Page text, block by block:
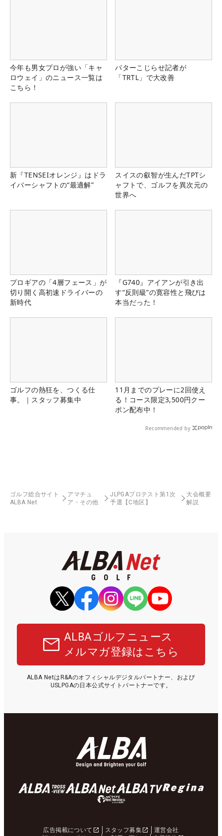
今年も男女プロが強い「キャ
ロウェイ」のニュース一覧は
こちら！
パターこじらせ記者が
「TRTL」で大改善
新『TENSEIオレンジ』はドラ
イバーシャフトの“最適解”
スイスの叡智が生んだTPTシ
ャフトで、ゴルフを異次元の
世界へ
プロギアの「4層フェース」が
切り開く高初速ドライバーの
新時代
『G740』アイアンが引き出
す“反則級”の寛容性と飛びは
本当だった！
ゴルフの熱狂を、つくる仕
事。｜スタッフ募集中
11月までのプレーに2回使え
る！コース限定3,500円クー
ポン配布中！
Recommended by
ゴルフ総合サイト
ALBA Net
アマチュ
ア・その他
JLPGAプロテスト第1次
予選【C地区】
大会概要
解説
ALBAゴルフニュース
メルマガ登録はこちら
ALBA NetはR&Aのオフィシャルデジタルパートナー、および
USLPGAの日本公式サイトパートナーです。
広告掲載について スタッフ募集
運営会社